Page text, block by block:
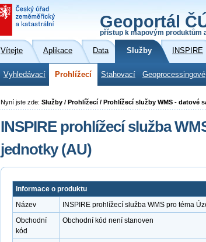
Geoportál
přístup k mapovým produktům
Vítejte Aplikace Data Služby INSPIRE
Vyhledávací Prohlížecí Stahovací Geoprocessingové
Nyní jste zde: Služby / Prohlížecí / Prohlížecí služby WMS - datové
INSPIRE prohlížecí služba
jednotky (AU)
Informace o produktu
Název
INSPIRE prohlížecí služba WMS pro téma
Obchodní
kód
Obchodní kód není stanoven